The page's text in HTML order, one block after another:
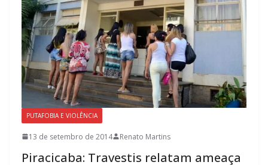
PUTAFOBIA E VIOLÊNCIA
13 de setembro de 2014 Renato Martins
Piracicaba: Travestis relatam ameaça